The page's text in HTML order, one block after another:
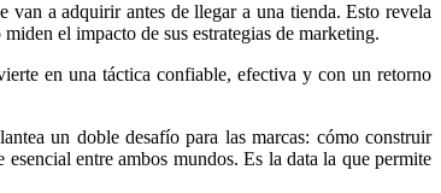
van a adquirir antes de llegar a una tienda. Esto revela
el impacto de sus estrategias de marketing.
en una táctica confiable, efectiva y con un retorno
un doble desafío para las marcas: cómo construir
entre ambos mundos. Es la data la que permite